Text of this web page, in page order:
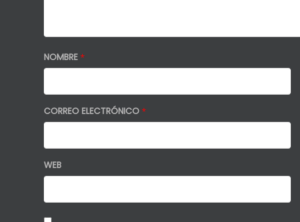
NOMBRE *
CORREO ELECTRÓNICO *
WEB